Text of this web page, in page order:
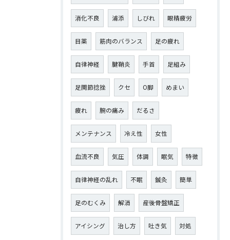
消化不良 浦添 しびれ 眼精疲労
目薬 筋肉のバランス 足の疲れ
自律神経 腱鞘炎 手首 足組み
足関節捻挫 クセ O脚 めまい
疲れ 腕の痛み だるさ
メンテナンス 冷え性 女性
血流不良 気圧 体調 眠気 特徴
自律神経の乱れ 不眠 鍼灸 簡単
足のむくみ 解消 産後骨盤矯正
アイシング 治し方 吐き気 対処